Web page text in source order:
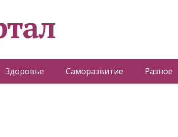
Здоровье Саморазвитие Разное